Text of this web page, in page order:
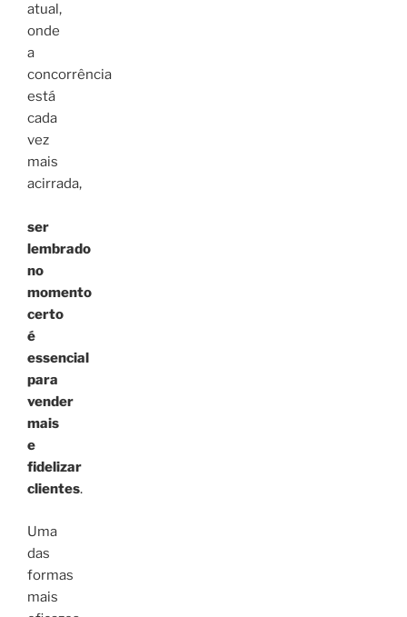
atual,
onde
a
concorrência
está
cada
vez
mais
acirrada,
ser
lembrado
no
momento
certo
é
essencial
para
vender
mais
e
fidelizar
clientes.
Uma
das
formas
mais